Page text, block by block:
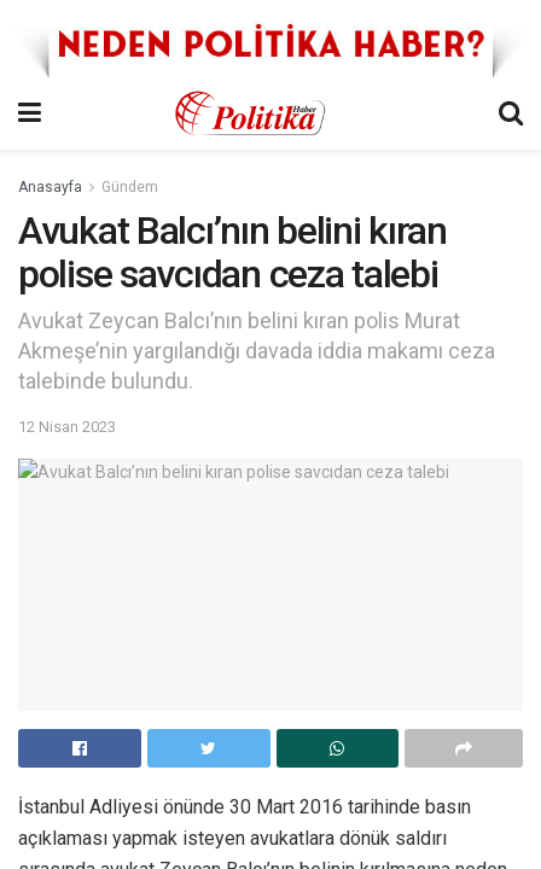
Anasayfa Gündem
Avukat Balcı’nın belini kıran
polise savcıdan ceza talebi
Avukat Zeycan Balcı’nın belini kıran polis Murat
Akmeşe’nin yargılandığı davada iddia makamı ceza
talebinde bulundu.
12 Nisan 2023
İstanbul Adliyesi önünde 30 Mart 2016 tarihinde basın
açıklaması yapmak isteyen avukatlara dönük saldırı